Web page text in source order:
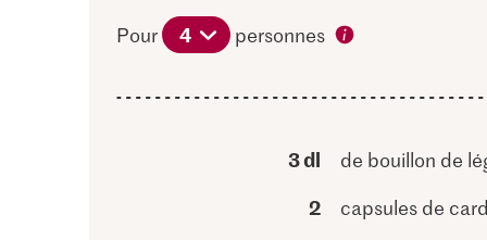
Pour 4 personnes
3 dl de bouillon de
2 capsules de